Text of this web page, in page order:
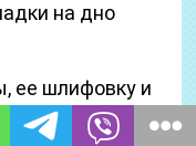
на дно
ее шлифовку и
исцеления